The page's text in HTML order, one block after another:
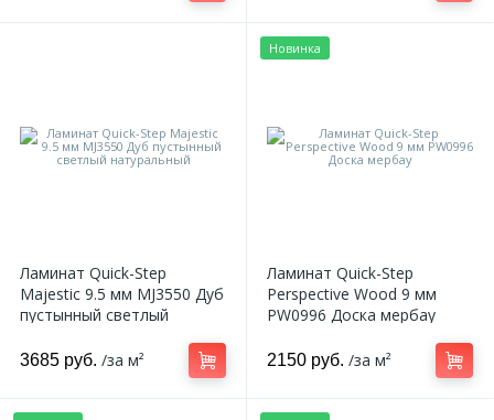
Ламинат Quick-Step
Majestic 9.5 мм MJ3550 Дуб
пустынный светлый
3685 руб. /за м²
Новинка
Ламинат Quick-Step
Perspective Wood 9 мм
PW0996 Доска мербау
2150 руб. /за м²